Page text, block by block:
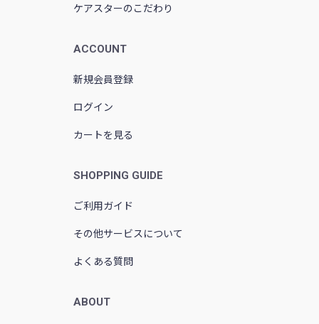
ケアスターのこだわり
ACCOUNT
新規会員登録
ログイン
カートを見る
SHOPPING GUIDE
ご利用ガイド
その他サービスについて
よくある質問
ABOUT